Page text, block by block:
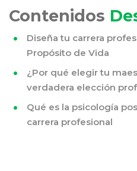
Contenidos
Diseña tu carrera
Propósito de Vida
¿Por qué elegir tu
verdadera elección
Qué es la psicología
carrera profesional